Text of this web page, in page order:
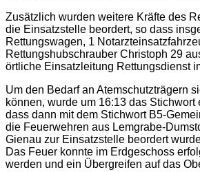
Zusätzlich wurden weitere Kräfte des
die Einsatzstelle beordert, so dass
Rettungswagen, 1
Rettungshubschrauber Christoph 29
örtliche Einsatzleitung Rettungsdienst
Um den Bedarf an Atemschutzträgern
können, wurde um 16:13 das Stichwort
dass dann mit dem Stichwort B5-
die Feuerwehren aus Lemgrabe-
Gienau zur Einsatzstelle beordert
Das Feuer konnte im Erdgeschoss
werden und ein Übergreifen auf das